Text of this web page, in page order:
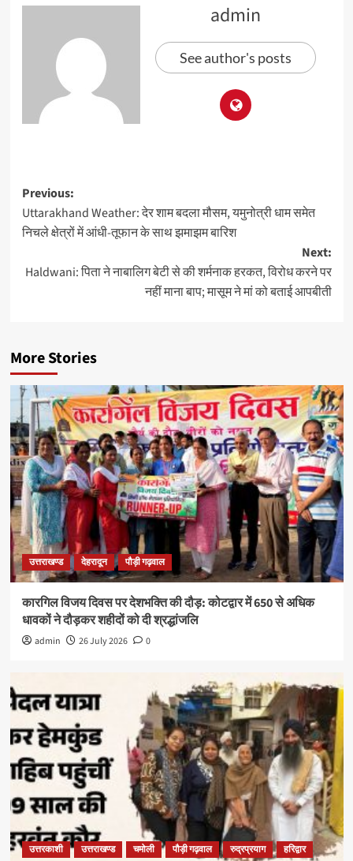
admin
See author's posts
Previous:
Uttarakhand Weather: देर शाम बदला मौसम, यमुनोत्री धाम समेत
निचले क्षेत्रों में आंधी-तूफान के साथ झमाझम बारिश
Next:
Haldwani: पिता ने नाबालिग बेटी से की शर्मनाक हरकत, विरोध करने पर
नहीं माना बाप; मासूम ने मां को बताई आपबीती
More Stories
उत्तराखण्ड देहरादून पौड़ी गढ़वाल
कारगिल विजय दिवस पर देशभक्ति की दौड़: कोटद्वार में 650 से अधिक
धावकों ने दौड़कर शहीदों को दी श्रद्धांजलि
admin 26 July 2026 0
उत्तरकाशी उत्तराखण्ड चमोली पौड़ी गढ़वाल रुद्रप्रयाग हरिद्वार